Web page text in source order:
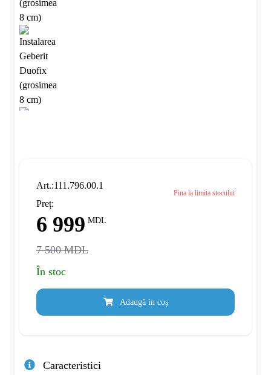
Art.:111.796.00.1
Preț:
6 999 MDL
7 500 MDL
În stoc
Pina la limita stocului
Adaugă in coş
Caracteristici